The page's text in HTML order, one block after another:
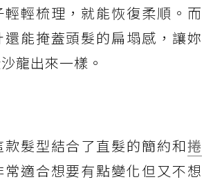
輕輕梳理，就能恢復柔順。而
能掩蓋頭髮的扁塌感，讓妳
龍出來一樣。
髮型結合了直髮的簡約和捲
常適合想要有點變化但又不想